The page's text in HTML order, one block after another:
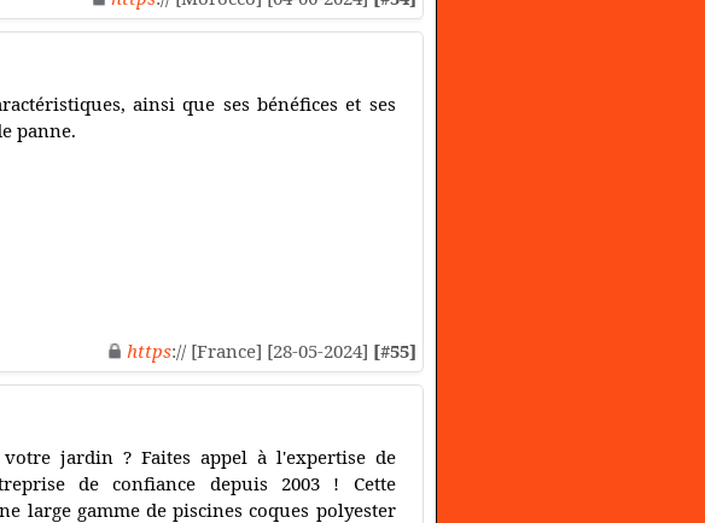
ainsi que ses bénéfices et ses
panne.
https:// [France] [28-05-2024] [#55]
jardin ? Faites appel à l'expertise de
de confiance depuis 2003 ! Cette
large gamme de piscines coques polyester